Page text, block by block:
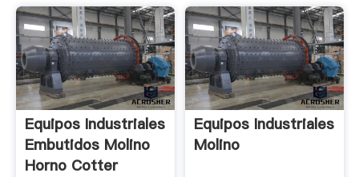
Equipos Industriales
Embutidos Molino
Horno Cotter
Equipos Industriales
Molino